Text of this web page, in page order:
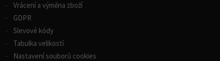
Vrácení a výměna zboží
GDPR
Slevové kódy
Tabulka velikostí
Nastavení souborů cookies